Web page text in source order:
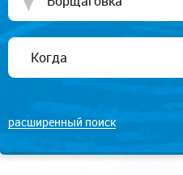
расширенный поиск